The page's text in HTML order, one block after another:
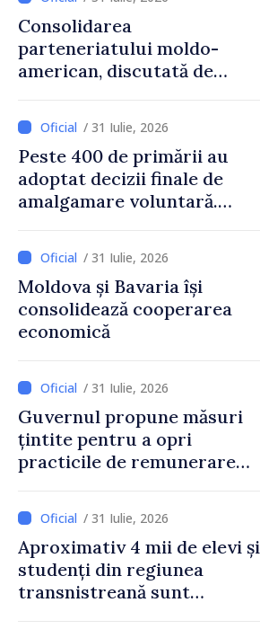
Consolidarea
parteneriatului moldo-
american, discutată de
și însărcinatul cu afaceri al
SUA, Nick Pietrowicz
/ 31 Iulie, 2026
Peste 400 de primării au
adoptat decizii finale de
amalgamare voluntară.
Guvernului, Alexei Buzu:
„85,5% dintre primării au
inițiat procesul. Le
mulțumim aleșilor locali
pentru că au pus pe primul
dezvoltar
/ 31 Iulie, 2026
Moldova și Bavaria își
consolidează cooperarea
economică
/ 31 Iulie, 2026
Guvernul propune măsuri
țintite pentru a opri
practicile de remunerare
/ 31 Iulie, 2026
Aproximativ 4 mii de elevi și
studenți din regiunea
transnistreană sunt